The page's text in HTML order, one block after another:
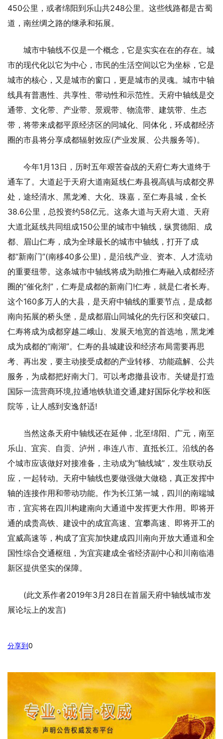
450公里，或者绵阳到乐山共248公里。这些线路都是古蜀
道，南丝绸之路的继承和拓展。
城市中轴线不仅是一个概念，它是实实在在的存在。城
市的现代化以它为中心，市民的生活空间以它为坐标，它是
城市的核心，又是城市的窗口，更是城市的灵魂。城市中轴
线具有普惠性、共享性、带动性和示范性。天府中轴线是交
通带、文化带、产业带、景观带、物流带、建筑带、生态
带，将带来成都平原经济区的同城化、同体化，环成都经济
圈的市县将分享成都辐射效应(产业发展、公共服务等)。
今年1月13日，历时五年艰苦奋战的天府仁寿大道终于
通车了。大道起于天府大道南延线仁寿县视高镇与成都交界
处，途经清水、黑龙滩、大化、珠嘉，至仁寿县城，全长
38.6公里，总投资约58亿元。这条大道与天府大道、天府
大道北延线共同组成150公里的城市中轴线，纵贯德阳、成
都、眉山仁寿，成为全球最长的城市中轴线，打开了成
都“新南门”(南移40多公里)，是沿线产业、资本、人才流动
的重要纽带。这条城市中轴线将成为助推仁寿融入成都经济
圈的“催化剂”，仁寿是成都的新南门!仁寿，就是仁者长寿。
这个160多万人的大县，是天府中轴线的重要节点，是成都
南向拓展的桥头堡，是成都眉山同城化的先行区和突破口。
仁寿将成为成都穿越二峨山、发展天地宽的首选地，黑龙滩
成为成都的“南湖”。仁寿的县城建设和经济布局需要再思
考、再出发，要主动接受成都的产业转移、功能疏解、公共
服务，为成都把好南大门。可以考虑撤县设市。关键是打造
国际一流营商环境,拉通地铁轨道交通,建好国际化学校和医
院等，让人感到安逸舒适!
当然这条天府中轴线还在延伸，北至绵阳、广元，南至
乐山、宜宾、自贡、泸州，串连八市、直抵长江。沿线的各
个城市应该做好对接准备，主动成为“轴线城”，发生联动反
应，一起转动。天府中轴线也要做强做大做稳，真正发挥中
轴的连接作用和带动功能。作为长江第一城，四川的南端城
市，宜宾将在四川构建南向大通道中发挥更大作用。即将开
通的成贵高铁、建设中的成宜高速、宜攀高速、即将开工的
宜威高速等，构成了宜宾加快建成四川南向开放大通道和全
国性综合交通枢纽，为宜宾建成全省经济副中心和川南临港
新区提供坚实的保障。
(此文系作者2019年3月28日在首届天府中轴线城市发
展论坛上的发言)
分享到0